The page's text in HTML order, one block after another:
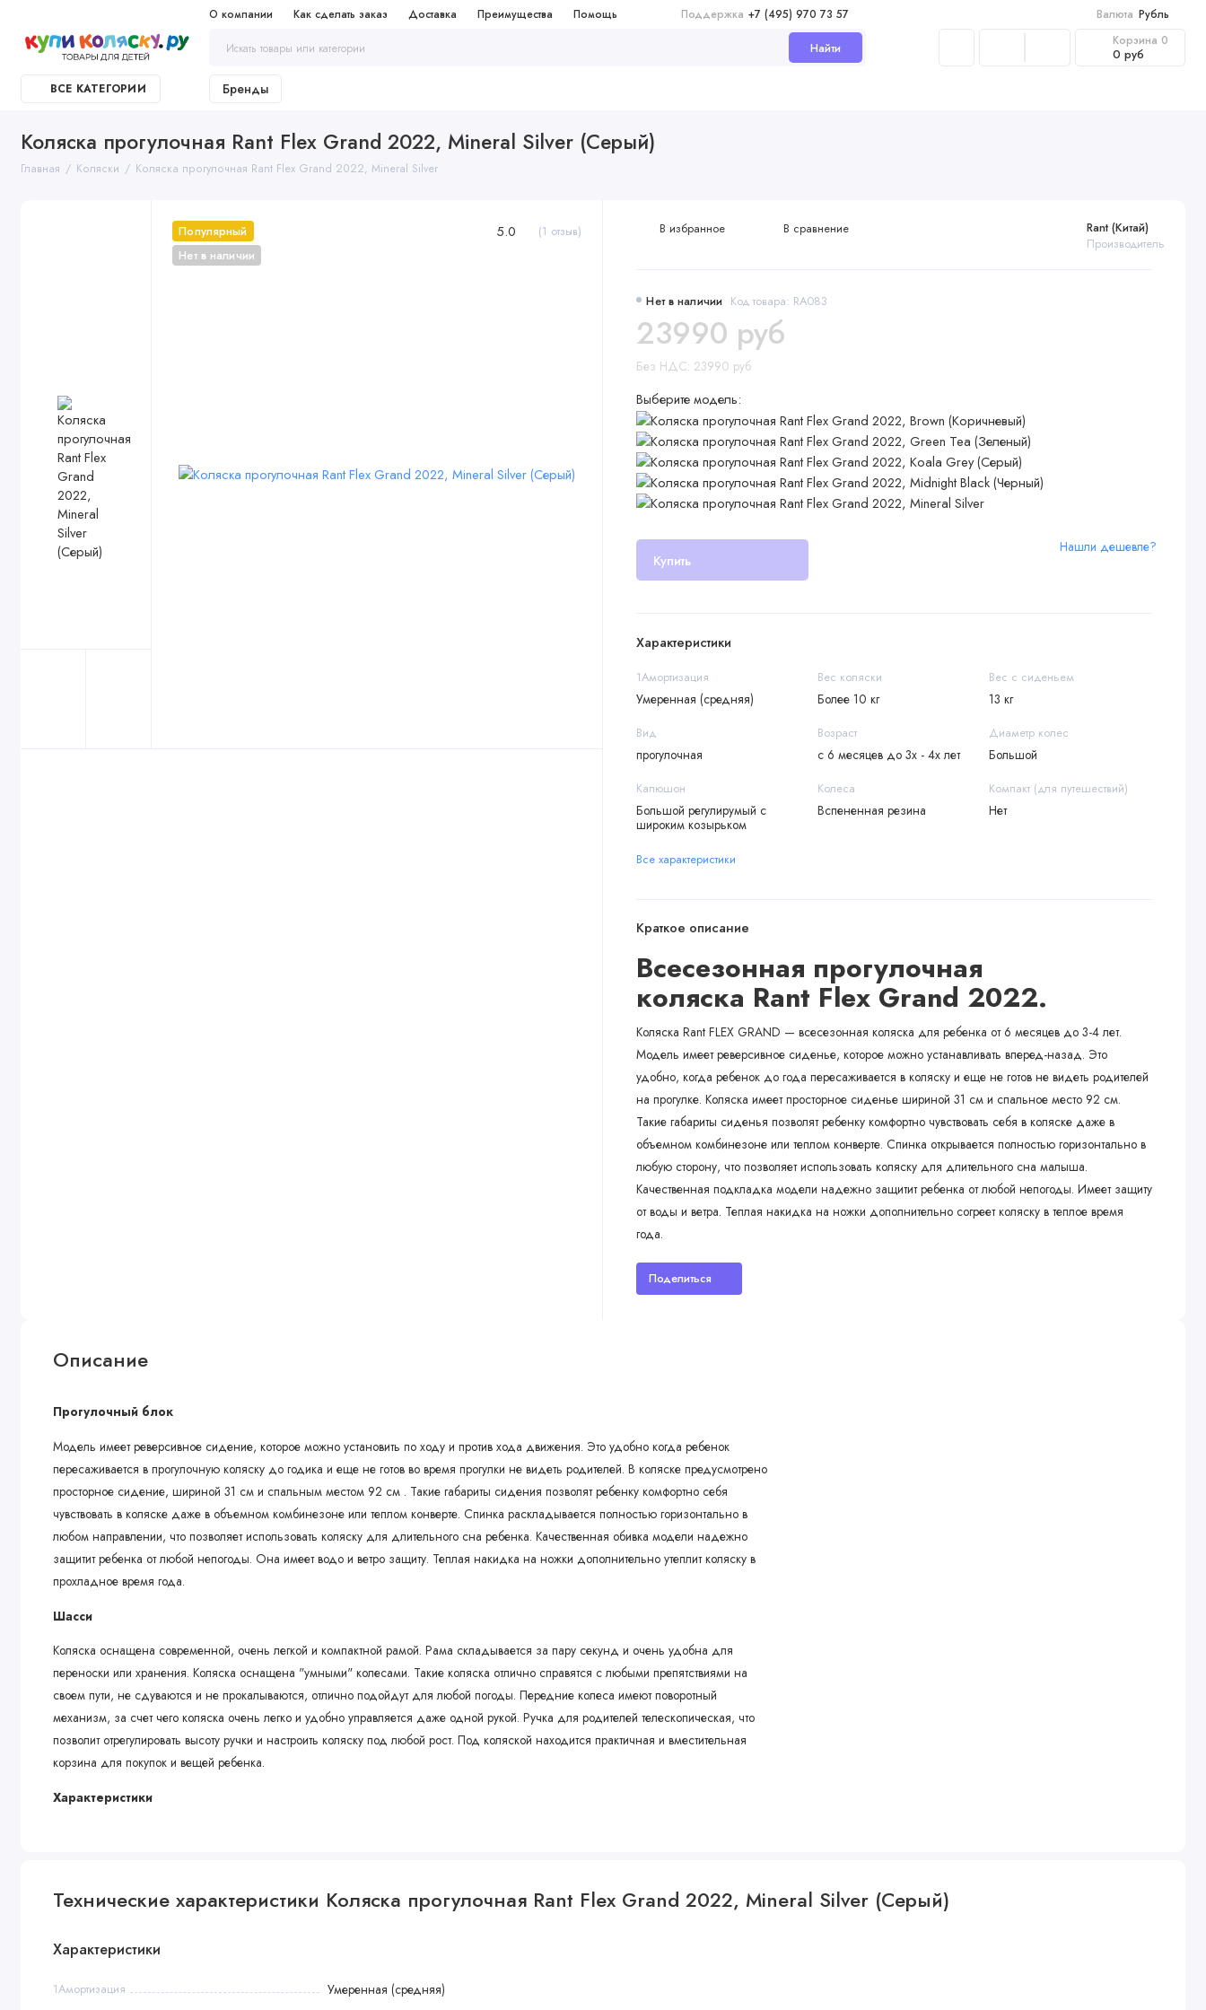
О компании Как сделать заказ Доставка Преимущества Помощь Поддержка +7 (495) 970 73 57 Валюта Рубль
Найти Корзина 0
0 руб
ВСЕ КАТЕГОРИИ Бренды
Коляска прогулочная Rant Flex Grand 2022, Mineral Silver (Серый)
Главная Коляски Коляска прогулочная Rant Flex Grand 2022, Mineral Silver
Популярный
Нет в наличии
5.0 (1 отзыв)
Нет в наличии Код товара: RA083
Rant (Китай)
Производитель
23990 руб
Без НДС: 23990 руб
Выберите модель:
Купить
Нашли дешевле?
В избранное В сравнение
Характеристики
1Амортизация
Умеренная (средняя)
Вес коляски
Более 10 кг
Вес с сиденьем
13 кг
Вид
прогулочная
Возраст
с 6 месяцев до 3х - 4х лет
Диаметр колес
Большой
Капюшон
Большой регулирумый с
широким козырьком
Колеса
Вспененная резина
Компакт (для путешествий)
Нет
Все характеристики
Краткое описание
Всесезонная прогулочная
коляска Rant Flex Grand 2022.
Коляска Rant FLEX GRAND — всесезонная коляска для ребенка от 6 месяцев до 3-4 лет.
Модель имеет реверсивное сиденье, которое можно устанавливать вперед-назад. Это
удобно, когда ребенок до года пересаживается в коляску и еще не готов не видеть родителей
на прогулке. Коляска имеет просторное сиденье шириной 31 см и спальное место 92 см.
Такие габариты сиденья позволят ребенку комфортно чувствовать себя в коляске даже в
объемном комбинезоне или теплом конверте. Спинка открывается полностью горизонтально в
любую сторону, что позволяет использовать коляску для длительного сна малыша.
Качественная подкладка модели надежно защитит ребенка от любой непогоды. Имеет защиту
от воды и ветра. Теплая накидка на ножки дополнительно согреет коляску в теплое время
года.
Поделиться
Описание
Прогулочный блок
Модель имеет реверсивное сидение, которое можно установить по ходу и против хода движения. Это удобно когда ребенок
пересаживается в прогулочную коляску до годика и еще не готов во время прогулки не видеть родителей. В коляске предусмотрено
просторное сидение, шириной 31 см и спальным местом 92 см . Такие габариты сидения позволят ребенку комфортно себя
чувствовать в коляске даже в объемном комбинезоне или теплом конверте. Спинка раскладывается полностью горизонтально в
любом направлении, что позволяет использовать коляску для длительного сна ребенка. Качественная обивка модели надежно
защитит ребенка от любой непогоды. Она имеет водо и ветро защиту. Теплая накидка на ножки дополнительно утеплит коляску в
прохладное время года.
Шасси
Коляска оснащена современной, очень легкой и компактной рамой. Рама складывается за пару секунд и очень удобна для
переноски или хранения. Коляска оснащена "умными" колесами. Такие коляска отлично справятся с любыми препятствиями на
своем пути, не сдуваются и не прокалываются, отлично подойдут для любой погоды. Передние колеса имеют поворотный
механизм, за счет чего коляска очень легко и удобно управляется даже одной рукой. Ручка для родителей телескопическая, что
позволит отрегулировать высоту ручки и настроить коляску под любой рост. Под коляской находится практичная и вместительная
корзина для покупок и вещей ребенка.
Характеристики
• Кроха будет под надежной защитой теплой накидки
• На широкую подножку очень удобно ставить меленькие ножки
• Дополнительная секция на молнии, увеличивающая капюшон
• Молнии прорезенены, чтобы предотвратить попадание осадков
• Чехлы, выполненные из ткани со специальной пропиткой и с защитой от солнечных лучей
Технические характеристики Коляска прогулочная Rant Flex Grand 2022, Mineral Silver (Серый)
Характеристики
1Амортизация Умеренная (средняя)